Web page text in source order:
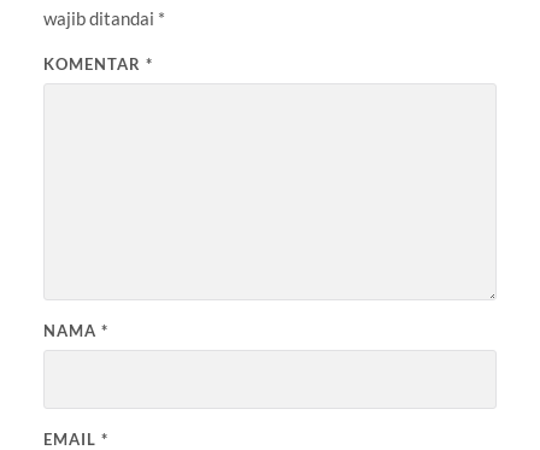
wajib ditandai *
KOMENTAR *
NAMA *
EMAIL *